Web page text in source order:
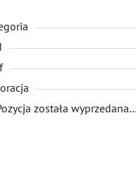
została wyprzedana…